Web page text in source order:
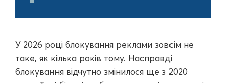
У 2026 році блокування реклами зовсім не
таке, як кілька років тому. Насправді
блокування відчутно змінилося ще з 2020